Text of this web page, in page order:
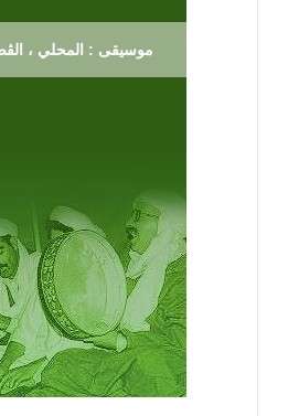
موسيقى : المحلي ،